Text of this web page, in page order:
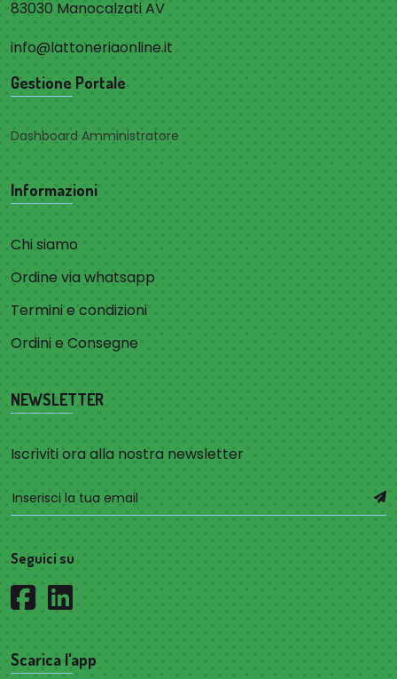
83030 Manocalzati AV
info@lattoneriaonline.it
Gestione Portale
Dashboard Amministratore
Informazioni
Chi siamo
Ordine via whatsapp
Termini e condizioni
Ordini e Consegne
NEWSLETTER
Iscriviti ora alla nostra newsletter
Seguici su
Scarica l'app